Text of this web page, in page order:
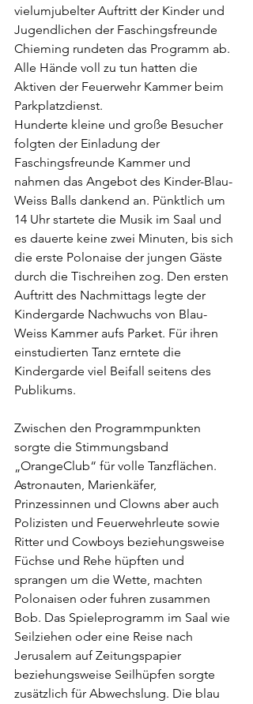
vielumjubelter Auftritt der Kinder und
Jugendlichen der Faschingsfreunde
Chieming rundeten das Programm ab.
Alle Hände voll zu tun hatten die
Aktiven der Feuerwehr Kammer beim
Parkplatzdienst.
Hunderte kleine und große Besucher
folgten der Einladung der
Faschingsfreunde Kammer und
nahmen das Angebot des Kinder-Blau-
Weiss Balls dankend an. Pünktlich um
14 Uhr startete die Musik im Saal und
es dauerte keine zwei Minuten, bis sich
die erste Polonaise der jungen Gäste
durch die Tischreihen zog. Den ersten
Auftritt des Nachmittags legte der
Kindergarde Nachwuchs von Blau-
Weiss Kammer aufs Parket. Für ihren
einstudierten Tanz erntete die
Kindergarde viel Beifall seitens des
Publikums.
Zwischen den Programmpunkten
sorgte die Stimmungsband
„OrangeClub“ für volle Tanzflächen.
Astronauten, Marienkäfer,
Prinzessinnen und Clowns aber auch
Polizisten und Feuerwehrleute sowie
Ritter und Cowboys beziehungsweise
Füchse und Rehe hüpften und
sprangen um die Wette, machten
Polonaisen oder fuhren zusammen
Bob. Das Spieleprogramm im Saal wie
Seilziehen oder eine Reise nach
Jerusalem auf Zeitungspapier
beziehungsweise Seilhüpfen sorgte
zusätzlich für Abwechslung. Die blau